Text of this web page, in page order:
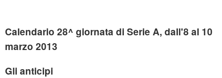
Calendario 28^ giornata di Serie A, dall'8 al 10
marzo 2013
Gli anticipi